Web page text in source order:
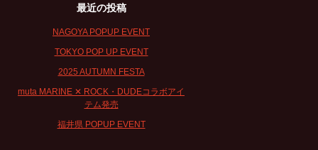
最近の投稿
NAGOYA POPUP EVENT
TOKYO POP UP EVENT
2025 AUTUMN FESTA
muta MARINE ✕ ROCK・DUDEコラボアイ
テム発売
福井県 POPUP EVENT